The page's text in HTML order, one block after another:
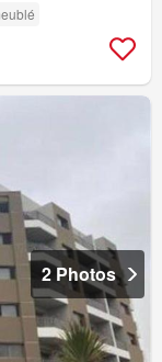
2 Photos